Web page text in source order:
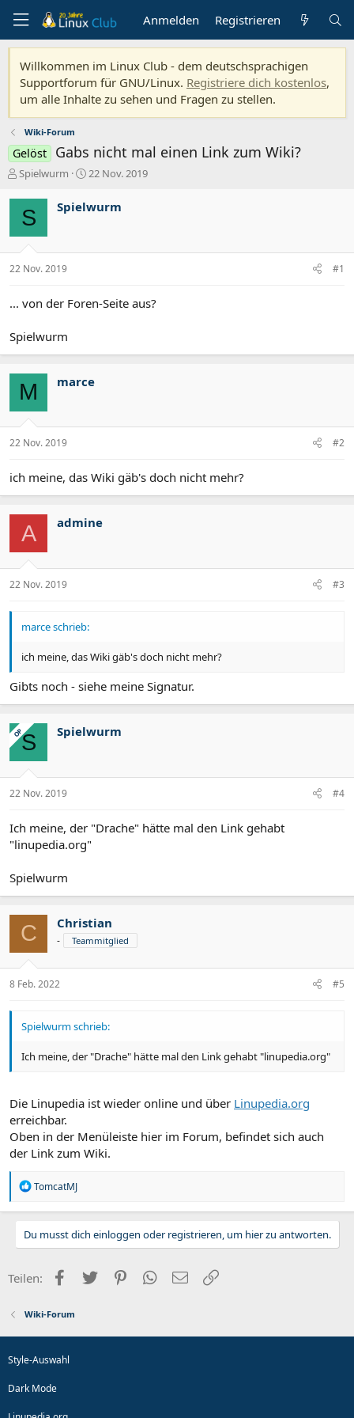
Anmelden Registrieren
Willkommen im Linux Club - dem deutschsprachigen
Supportforum für GNU/Linux. Registriere dich kostenlos,
um alle Inhalte zu sehen und Fragen zu stellen.
Wiki-Forum
Gelöst Gabs nicht mal einen Link zum Wiki?
E
s
l
e
Spielwurm
E
t
l
m
22 Nov. 2019
S Spielwurm
22 Nov. 2019 #1
... von der Foren-Seite aus?
Spielwurm
M marce
22 Nov. 2019 #2
ich meine, das Wiki gäb's doch nicht mehr?
A admine
22 Nov. 2019 #3
marce schrieb:
ich meine, das Wiki gäb's doch nicht mehr?
Gibts noch - siehe meine Signatur.
OPS Spielwurm
22 Nov. 2019 #4
Ich meine, der "Drache" hätte mal den Link gehabt
"linupedia.org"
Spielwurm
C Christian
- Teammitglied
8 Feb. 2022 #5
Spielwurm schrieb:
Ich meine, der "Drache" hätte mal den Link gehabt "linupedia.org"
Die Linupedia ist wieder online und über Linupedia.org
erreichbar.
Oben in der Menüleiste hier im Forum, befindet sich auch
der Link zum Wiki.
R
a
t
i
n
e
:
TomcatMJ
Du musst dich einloggen oder registrieren, um hier zu antworten.
Teilen: Facebook
Twitter PinterestWhatsApp
E-Mail
Wiki-Forum
Style-Auswahl
Dark Mode